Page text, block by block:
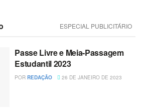
ESPECIAL PUBLICITÁRIO
Passe Livre e Meia-Passagem
Estudantil 2023
POR REDAÇÃO 26 DE JANEIRO DE 2023